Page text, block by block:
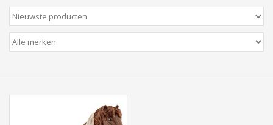
Wenskaarten
Zeeuws/Streek